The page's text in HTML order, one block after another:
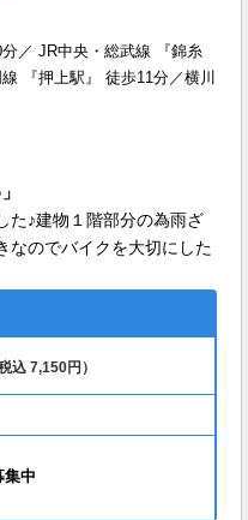
／ JR中央・総武線 『錦糸
『押上駅』 徒歩11分／横川
た♪建物１階部分の為雨ざ
なのでバイクを大切にした
税込 7,150円）
集中